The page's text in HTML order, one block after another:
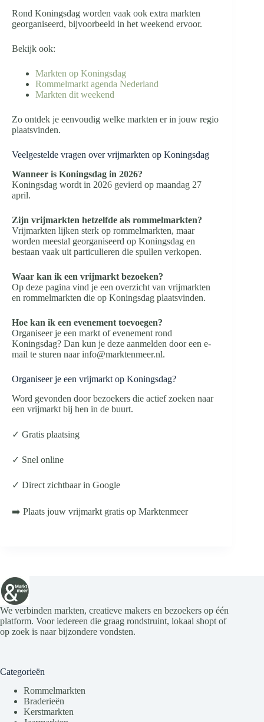
Rond Koningsdag worden vaak ook extra markten
georganiseerd, bijvoorbeeld in het weekend ervoor.
Bekijk ook:
Markten op Koningsdag
Rommelmarkt agenda Nederland
Markten dit weekend
Zo ontdek je eenvoudig welke markten er in jouw regio
plaatsvinden.
Veelgestelde vragen over vrijmarkten op Koningsdag
Wanneer is Koningsdag in 2026?
Koningsdag wordt in 2026 gevierd op maandag 27
april.
Zijn vrijmarkten hetzelfde als rommelmarkten?
Vrijmarkten lijken sterk op rommelmarkten, maar
worden meestal georganiseerd op Koningsdag en
bestaan vaak uit particulieren die spullen verkopen.
Waar kan ik een vrijmarkt bezoeken?
Op deze pagina vind je een overzicht van vrijmarkten
en rommelmarkten die op Koningsdag plaatsvinden.
Hoe kan ik een evenement toevoegen?
Organiseer je een markt of evenement rond
Koningsdag? Dan kun je deze aanmelden door een e-
mail te sturen naar info@marktenmeer.nl.
Organiseer je een vrijmarkt op Koningsdag?
Word gevonden door bezoekers die actief zoeken naar
een vrijmarkt bij hen in de buurt.
✓ Gratis plaatsing
✓ Snel online
✓ Direct zichtbaar in Google
➡️ Plaats jouw vrijmarkt gratis op Marktenmeer
We verbinden markten, creatieve makers en bezoekers op één
platform. Voor iedereen die graag rondstruint, lokaal shopt of
op zoek is naar bijzondere vondsten.
Categorieën
Rommelmarkten
Braderieën
Kerstmarkten